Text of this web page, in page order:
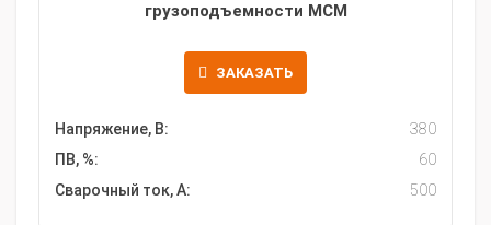
грузоподъемности МСМ
ЗАКАЗАТЬ
Напряжение, В:
380
ПВ, %:
60
Сварочный ток, А:
500